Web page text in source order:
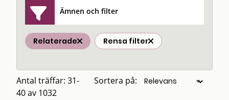
Ämnen och filter
Relaterade Rensa filter
Antal träffar: 31-
40 av 1032
Sortera på: